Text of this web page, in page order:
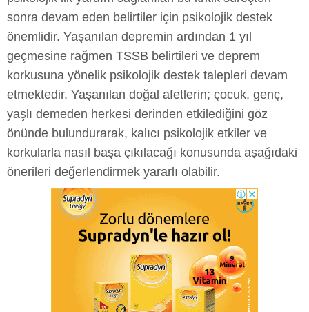
sonra devam eden belirtiler için psikolojik destek
önemlidir. Yaşanılan depremin ardından 1 yıl
geçmesine rağmen TSSB belirtileri ve deprem
korkusuna yönelik psikolojik destek talepleri devam
etmektedir. Yaşanılan doğal afetlerin; çocuk, genç,
yaşlı demeden herkesi derinden etkilediğini göz
önünde bulundurarak, kalıcı psikolojik etkiler ve
korkularla nasıl başa çıkılacağı konusunda aşağıdaki
önerileri değerlendirmek yararlı olabilir.